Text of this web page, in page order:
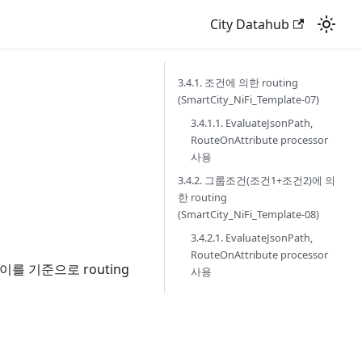
City Datahub
를 기준으로 routing
3.4.1. 조건에 의한 routing
(SmartCity_NiFi_Template-07)
3.4.1.1. EvaluateJsonPath,
RouteOnAttribute processor
사용
3.4.2. 그룹조건(조건1+조건2)에 의
한 routing
(SmartCity_NiFi_Template-08)
3.4.2.1. EvaluateJsonPath,
RouteOnAttribute processor
사용